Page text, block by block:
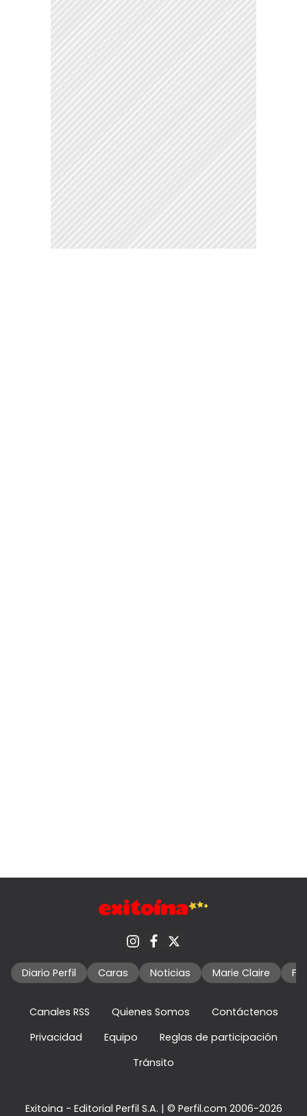
Diario Perfil Caras Noticias Marie Claire
Canales RSS Quienes Somos
Contáctenos
Privacidad
Equipo
Reglas de participación
Tránsito
Exitoina - Editorial Perfil S.A. | © Perfil.com 2006-2026